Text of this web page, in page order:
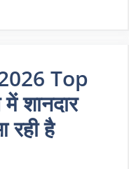
Top
शानदार
है